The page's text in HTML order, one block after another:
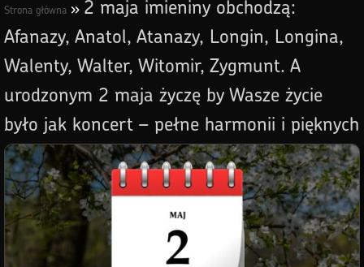
Strona główna » 2 maja imieniny obchodzą:
Afanazy, Anatol, Atanazy, Longin, Longina,
Walenty, Walter, Witomir, Zygmunt. A
urodzonym 2 maja życzę by Wasze życie
było jak koncert – pełne harmonii i pięknych
melodii! 🎶🎂